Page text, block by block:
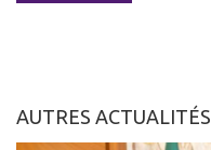
AUTRES ACTUALITÉS